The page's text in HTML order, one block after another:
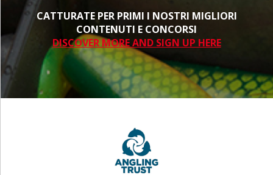
CATTURATE PER PRIMI I NOSTRI MIGLIORI
CONTENUTI E CONCORSI
DISCOVER MORE AND SIGN UP HERE